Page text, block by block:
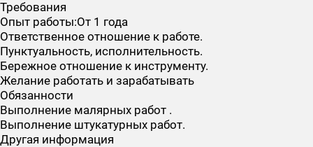
Требования
Опыт работы:От 1 года
Ответственное отношение к работе.
Пунктуальность, исполнительность.
Бережное отношение к инструменту.
Желание работать и зарабатывать
Обязанности
Выполнение малярных работ .
Выполнение штукатурных работ.
Другая информация